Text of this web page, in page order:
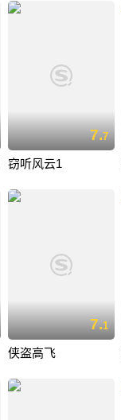
7.7
窃听风云1
7.1
侠盗高飞